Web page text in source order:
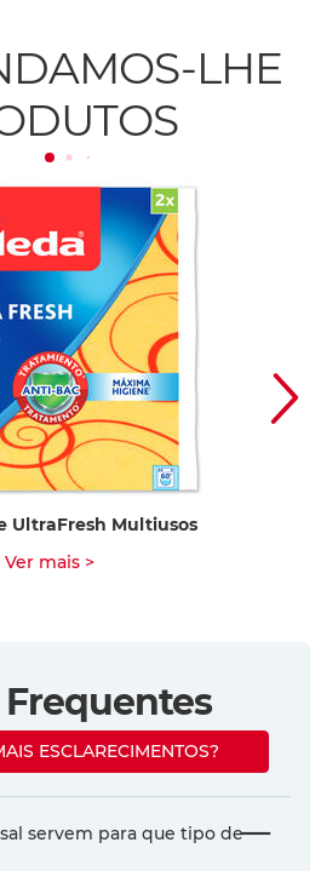
LHE
UltraFresh Multiusos
Ver mais >
ESCLARECIMENTOS?
servem para que tipo de